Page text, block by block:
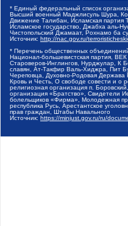
* Единый федеральный список
Высший военный Маджлисуль Шура,
Движение Талибан, Исламская
Исламское государство, Джабха аль-
Чистопольский Джамаат, Рохнамо ба
Источник: http://nac.gov.ru/
* Перечень общественных
Национал-большевистская партия,
Староверов-Инглингов, Нурджулар, К
славян, Ат-Такфир Валь-Хиджра, Пит
Череповца, Духовно-Родовая Держава
Кровь и Честь, О свободе совести и о
религиозная организация п.
организация «Братство», Свидетели
болельщиков «Фирма», Молодежная
республика Русь, Арестантское
прав граждан, Штабы Навального
Источник: https://minjust.gov.ru/ru/